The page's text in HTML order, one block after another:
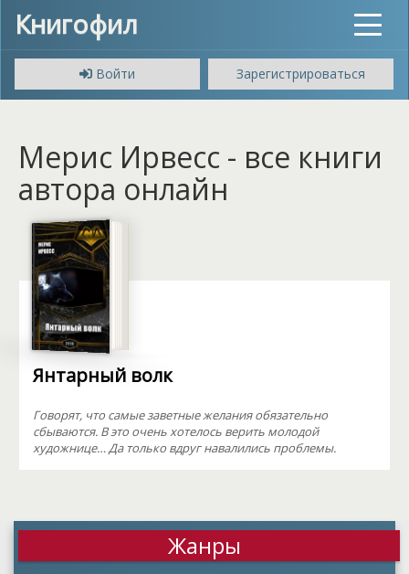
Книгофил
Toggle
Войти
Зарегистрироваться
Мерис Ирвесс - все книги
автора онлайн
Янтарный волк
Говорят, что самые заветные желания обязательно
сбываются. В это очень хотелось верить молодой
художнице… Да только вдруг навалились проблемы.
Жанры